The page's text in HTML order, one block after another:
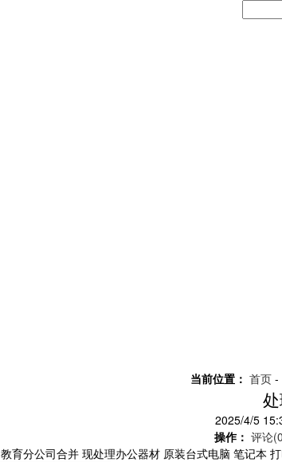
当前位置： 首页-
2025/4/5
操作： 评论
教育分公司合并 现处理办公器材 原装台式电脑 笔记本